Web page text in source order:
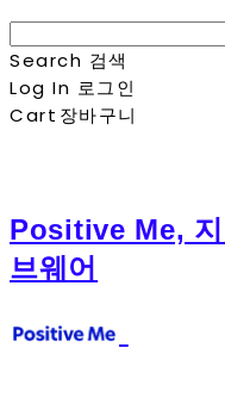
Search 검색
Log In 로그인
Cart 장바구니
Positive Me, 지
브웨어